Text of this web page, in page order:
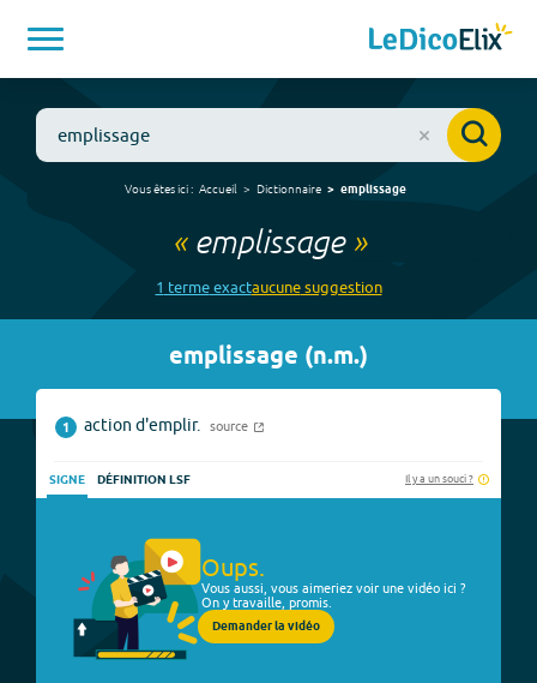
Vous êtes ici : Accueil Dictionnaire emplissage
« emplissage»
1 termeexactaucunesuggestion
emplissage (n.m.)
1 action d'emplir. source
SIGNE DÉFINITION LSF Il y a un souci ?
Oups.
Vous aussi, vous aimeriez voir une vidéo ici ?
On y travaille, promis.
Demander la vidéo